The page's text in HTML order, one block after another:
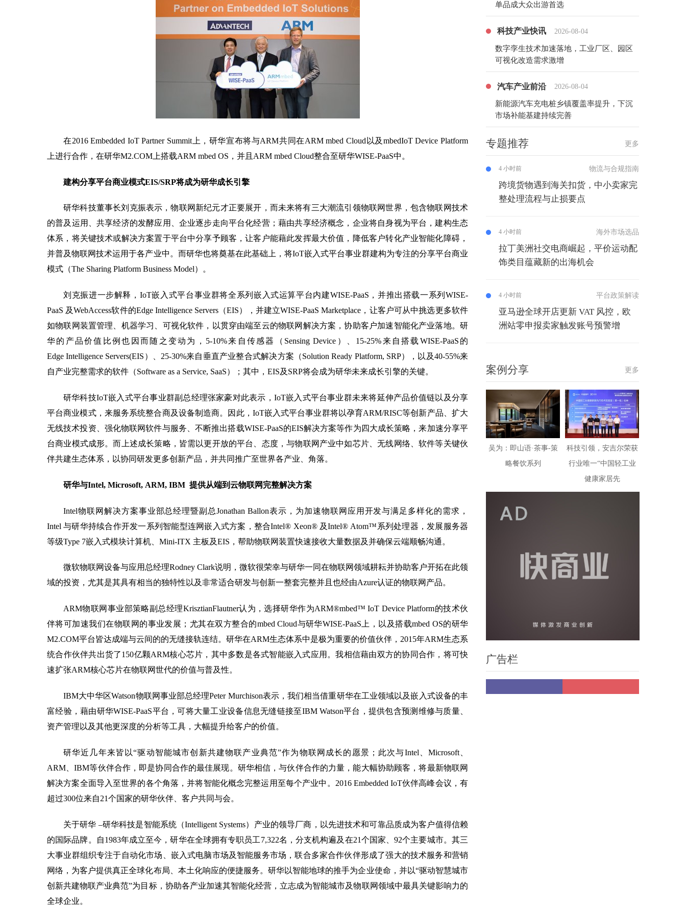
在2016 Embedded IoT Partner Summit上，研华宣布将与ARM共同在ARM mbed Cloud以及mbedIoT Device Platform
上进行合作，在研华M2.COM上搭载ARM mbed OS，并且ARM mbed Cloud整合至研华WISE-PaaS中。
建构分享平台商业模式EIS/SRP将成为研华成长引擎
研华科技董事长刘克振表示，物联网新纪元才正要展开，而未来将有三大潮流引领物联网世界，包含物联网技术
的普及运用、共享经济的发酵应用、企业逐步走向平台化经营；藉由共享经济概念，企业将自身视为平台，建构生态
体系，将关键技术或解决方案置于平台中分享予顾客，让客户能藉此发挥最大价值，降低客户转化产业智能化障碍，
并普及物联网技术运用于各产业中。而研华也将奠基在此基础上，将IoT嵌入式平台事业群建构为专注的分享平台商业
模式（The Sharing Platform Business Model）。
刘克振进一步解释，IoT嵌入式平台事业群将全系列嵌入式运算平台内建WISE-PaaS，并推出搭载一系列WISE-
PaaS 及WebAccess软件的Edge Intelligence Servers（EIS），并建立WISE-PaaS Marketplace，让客户可从中挑选更多软件
如物联网装置管理、机器学习、可视化软件，以贯穿由端至云的物联网解决方案，协助客户加速智能化产业落地。研
华的产品价值比例也因而随之变动为，5-10%来自传感器（Sensing Device）、15-25%来自搭载WISE-PaaS的
Edge Intelligence Servers(EIS）、25-30%来自垂直产业整合式解决方案（Solution Ready Platform, SRP），以及40-55%来
自产业完整需求的软件（Software as a Service, SaaS）；其中，EIS及SRP将会成为研华未来成长引擎的关键。
研华科技IoT嵌入式平台事业群副总经理张家豪对此表示，IoT嵌入式平台事业群未来将延伸产品价值链以及分享
平台商业模式，来服务系统整合商及设备制造商。因此，IoT嵌入式平台事业群将以孕育ARM/RISC等创新产品、扩大
无线技术投资、强化物联网软件与服务、不断推出搭载WISE-PaaS的EIS解决方案等作为四大成长策略，来加速分享平
台商业模式成形。而上述成长策略，皆需以更开放的平台、态度，与物联网产业中如芯片、无线网络、软件等关键伙
伴共建生态体系，以协同研发更多创新产品，并共同推广至世界各产业、角落。
研华与Intel, Microsoft, ARM, IBM 提供从端到云物联网完整解决方案
Intel物联网解决方案事业部总经理暨副总Jonathan Ballon表示，为加速物联网应用开发与满足多样化的需求，
Intel 与研华持续合作开发一系列智能型连网嵌入式方案，整合Intel® Xeon® 及Intel® Atom™系列处理器，发展服务器
等级Type 7嵌入式模块计算机、Mini-ITX 主板及EIS，帮助物联网装置快速接收大量数据及并确保云端顺畅沟通。
微软物联网设备与应用总经理Rodney Clark说明，微软很荣幸与研华一同在物联网领域耕耘并协助客户开拓在此领
域的投资，尤其是其具有相当的独特性以及非常适合研发与创新一整套完整并且也经由Azure认证的物联网产品。
ARM物联网事业部策略副总经理KrisztianFlautner认为，选择研华作为ARM®mbed™ IoT Device Platform的技术伙
伴将可加速我们在物联网的事业发展；尤其在双方整合的mbed Cloud与研华WISE-PaaS上，以及搭载mbed OS的研华
M2.COM平台皆达成端与云间的的无缝接轨连结。研华在ARM生态体系中是极为重要的价值伙伴，2015年ARM生态系
统合作伙伴共出货了150亿颗ARM核心芯片，其中多数是各式智能嵌入式应用。我相信藉由双方的协同合作，将可快
速扩张ARM核心芯片在物联网世代的价值与普及性。
IBM大中华区Watson物联网事业部总经理Peter Murchison表示，我们相当借重研华在工业领域以及嵌入式设备的丰
富经验，藉由研华WISE-PaaS平台，可将大量工业设备信息无缝链接至IBM Watson平台，提供包含预测维修与质量、
资产管理以及其他更深度的分析等工具，大幅提升给客户的价值。
研华近几年来皆以“驱动智能城市创新共建物联产业典范”作为物联网成长的愿景；此次与Intel、Microsoft、
ARM、IBM等伙伴合作，即是协同合作的最佳展现。研华相信，与伙伴合作的力量，能大幅协助顾客，将最新物联网
解决方案全面导入至世界的各个角落，并将智能化概念完整运用至每个产业中。2016 Embedded IoT伙伴高峰会议，有
超过300位来自21个国家的研华伙伴、客户共同与会。
关于研华 –研华科技是智能系统（Intelligent Systems）产业的领导厂商，以先进技术和可靠品质成为客户值得信赖
的国际品牌。自1983年成立至今，研华在全球拥有专职员工7,322名，分支机构遍及在21个国家、92个主要城市。其三
大事业群组织专注于自动化市场、嵌入式电脑市场及智能服务市场，联合多家合作伙伴形成了强大的技术服务和营销
网络，为客户提供真正全球化布局、本土化响应的便捷服务。研华以智能地球的推手为企业使命，并以“驱动智慧城市
创新共建物联产业典范”为目标，协助各产业加速其智能化经营，立志成为智能城市及物联网领域中最具关键影响力的
全球企业。
单品成大众出游首选
科技产业快讯 2026-08-04
数字孪生技术加速落地，工业厂区、园区
可视化改造需求激增
汽车产业前沿 2026-08-04
新能源汽车充电桩乡镇覆盖率提升，下沉
市场补能基建持续完善
专题推荐 更多
4 小时前 物流与合规指南
跨境货物遇到海关扣货，中小卖家完
整处理流程与止损要点
4 小时前 海外市场选品
拉丁美洲社交电商崛起，平价运动配
饰类目蕴藏新的出海机会
4 小时前 平台政策解读
亚马逊全球开店更新 VAT 风控，欧
洲站零申报卖家触发账号预警增
案例分享 更多
吴为：即山语·茶事-策
略餐饮系列
科技引领，安吉尔荣获
行业唯一“中国轻工业
健康家居先
广告栏